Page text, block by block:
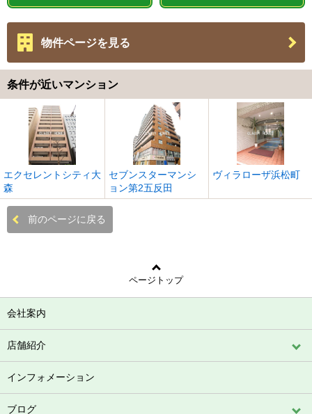
物件ページを見る
条件が近いマンション
エクセレントシティ大
森
セブンスターマンシ
ョン第2五反田
ヴィラローザ浜松町
前のページに戻る
ページトップ
会社案内
店舗紹介
インフォメーション
ブログ